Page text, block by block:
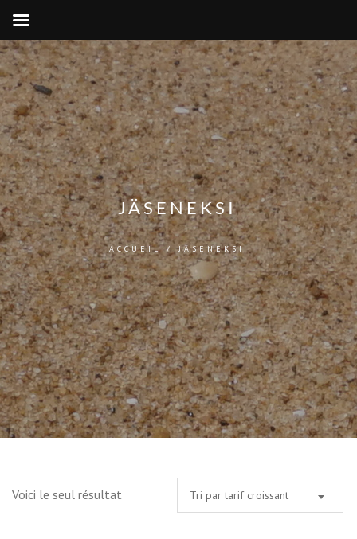
JÄSENEKSI
ACCUEIL / JÄSENEKSI
Voici le seul résultat